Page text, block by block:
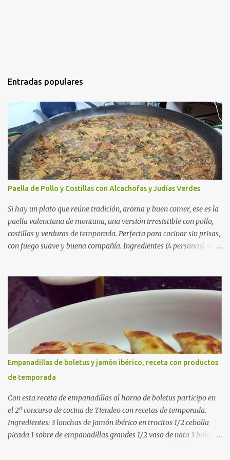
Entradas populares
Paella de Pollo y Costillas con Alcachofas y Judías Verdes
Si hay un plato que reúne tradición, aroma y buen comer, ese es la
paella valenciana de montaña, una versión irresistible con pollo,
costillas y verduras de temporada. Perfecta para cocinar sin prisas,
con fuego suave y buena compañía. Ingredientes (4 personas) 400
verdes planas 2 tomates maduros rallados 1,2 litros de caldo de
pollo (o agua) 1 cucharadita de hebras de azafrán 1 cucharadita de
pimentón dulce 2 dientes de ajo Aceite de oliva virgen extra Sal al
gusto (Opcional) una ramita de romero Elaboración 1. Prepara las
verduras Limpia las alcachofas, retira las hojas duras y córtalas en
cuartos. Trocea las judías verdes. Reserva en agua con limón para
que no se oxiden. 2. Sofríe las carnes En la paellera, añade un buen
chorro de aceite de oliva y dora bien el pollo y las costillas a fuego
medio-alto. Este paso es clave: cuanto más dorado, más sabor ten...
Empanadillas de boletus y jamón ibérico, receta con productos
de temporada
Con esta receta de empanadillas al horno de boletus participo en
el 2º concurso de cocina de Tiendeo con recetas de temporada.
Ingredientes: 3 lonchas de jamón ibérico en trocitos 1/2 cebolla
picada 1 sobre de empanadillas grandes 1/2 vaso de nata 3 boletus